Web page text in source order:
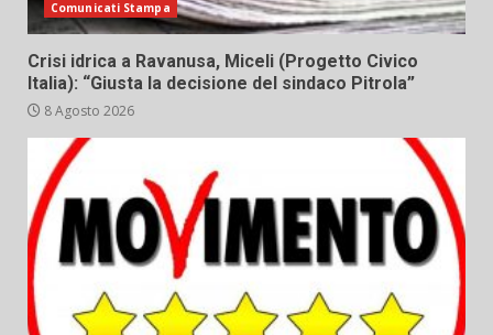
Comunicati Stampa
Crisi idrica a Ravanusa, Miceli (Progetto Civico
Italia): “Giusta la decisione del sindaco Pitrola”
8 Agosto 2026